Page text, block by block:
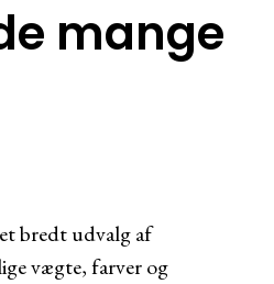
mange
bredt udvalg af
vægte, farver og